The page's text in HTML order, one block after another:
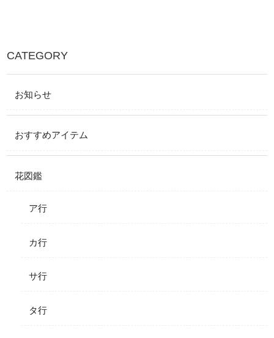
CATEGORY
お知らせ
おすすめアイテム
花図鑑
ア行
カ行
サ行
タ行